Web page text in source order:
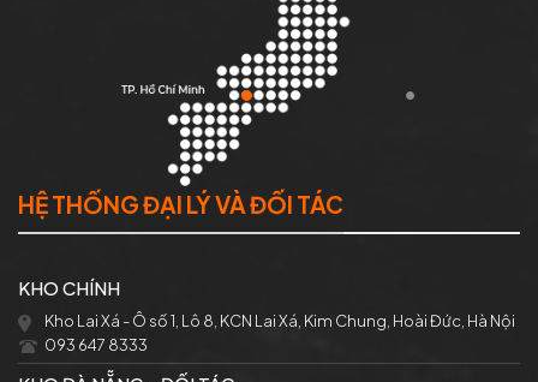
HỆ THỐNG ĐẠI LÝ VÀ ĐỐI TÁC
KHO CHÍNH
Kho Lai Xá - Ô số 1, Lô 8, KCN Lai Xá, Kim Chung, Hoài Đức, Hà Nội
093 647 8333